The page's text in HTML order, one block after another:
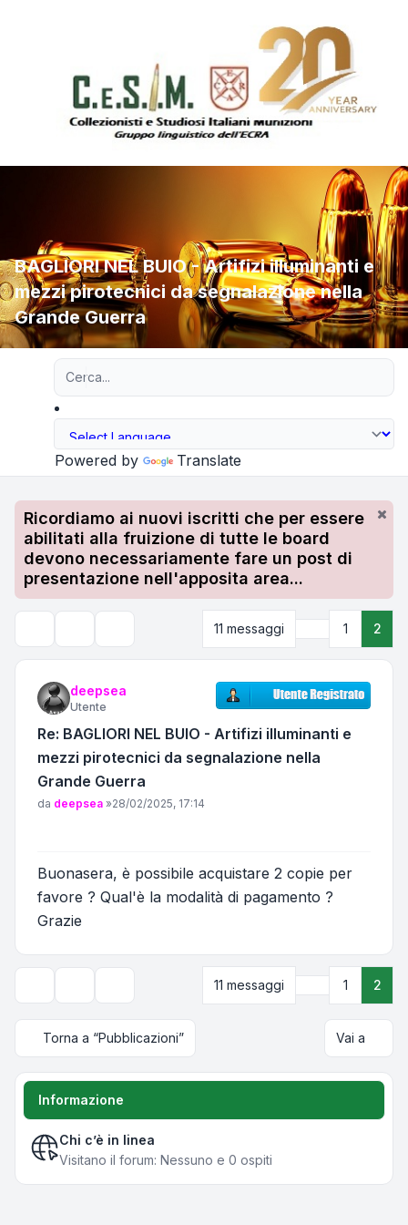
BAGLIORI NEL BUIO - Artifizi illuminanti e
mezzi pirotecnici da segnalazione nella
Grande Guerra
Powered by Translate
Ricordiamo ai nuovi iscritti che per essere
abilitati alla fruizione di tutte le board
devono necessariamente fare un post di
presentazione nell'apposita area...
11 messaggi Precedente
1 2
deepsea
Utente
Re: BAGLIORI NEL BUIO - Artifizi illuminanti e
mezzi pirotecnici da segnalazione nella
Grande Guerra
Messaggio
da deepsea »28/02/2025, 17:14
Buonasera, è possibile acquistare 2 copie per
favore ? Qual'è la modalità di pagamento ?
Grazie
Opzioni di visualizzazione e ordinamento
11 messaggi Precedente
1 2
Torna a “Pubblicazioni” Vai a
Informazione
Chi c’è in linea
Visitano il forum: Nessuno e 0 ospiti